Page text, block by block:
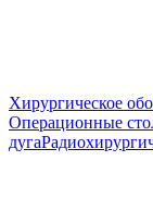
Хирургическое
Операционные
дуга